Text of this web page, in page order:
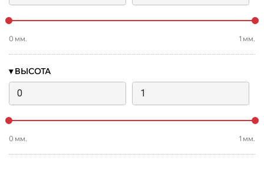
0 мм. 1 мм.
▾ ВЫСОТА
0 мм. 1 мм.